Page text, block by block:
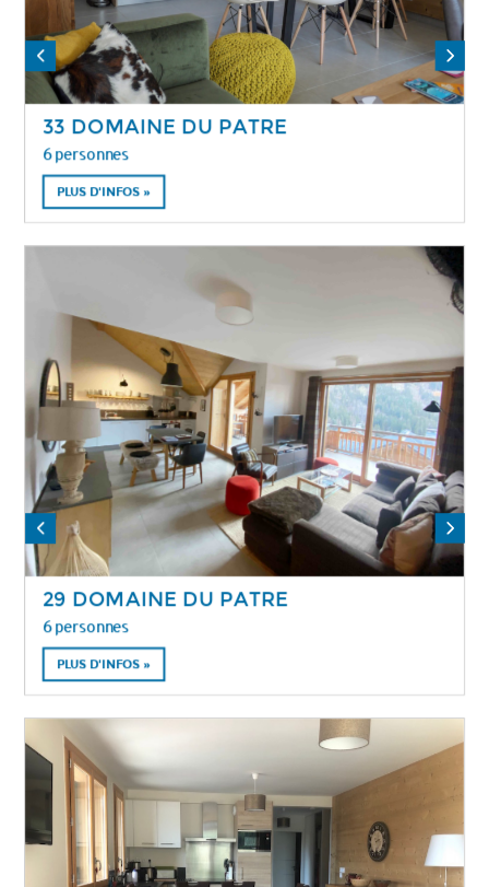
33 DOMAINE DU PATRE
6 personnes
PLUS D'INFOS »
29 DOMAINE DU PATRE
6 personnes
PLUS D'INFOS »